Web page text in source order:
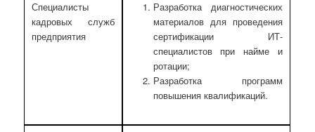
Специалисты
кадровых служб
предприятия
Разработка диагностических
материалов для проведения
сертификации ИТ-
специалистов при найме и
ротации;
Разработка программ
повышения квалификаций.